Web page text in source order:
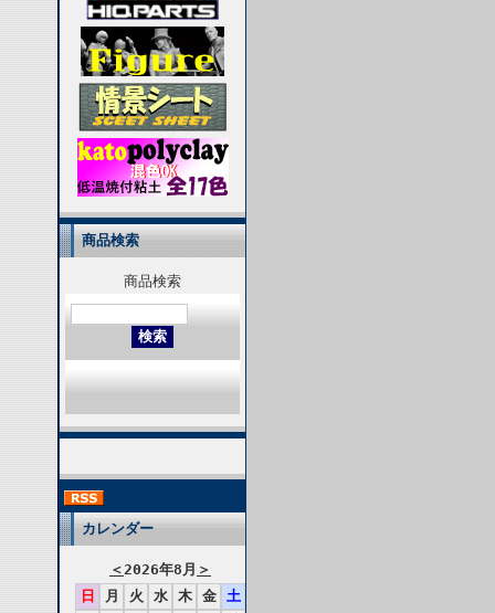
商品検索
商品検索
カレンダー
＜2026年8月 ＞
日
月 火 水 木 金
土